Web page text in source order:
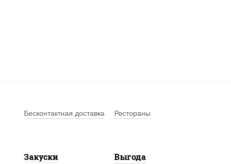
Бесконтактная доставка
Рестораны
Закуски
Выгода